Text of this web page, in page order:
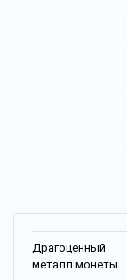
Драгоценный
металл монеты